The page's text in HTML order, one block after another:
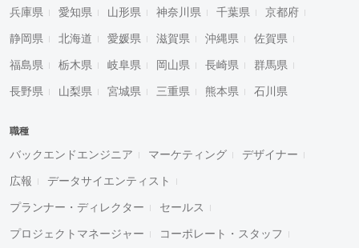
兵庫県 愛知県 山形県 神奈川県 千葉県 京都府
静岡県 北海道 愛媛県 滋賀県 沖縄県 佐賀県
福島県 栃木県 岐阜県 岡山県 長崎県 群馬県
長野県 山梨県 宮城県 三重県 熊本県 石川県
職種
バックエンドエンジニア マーケティング デザイナー
広報 データサイエンティスト
プランナー・ディレクター セールス
プロジェクトマネージャー コーポレート・スタッフ